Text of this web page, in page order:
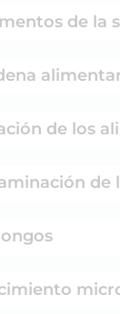
Fundamentos
La cadena
Alteración de
hongos
El crecimiento